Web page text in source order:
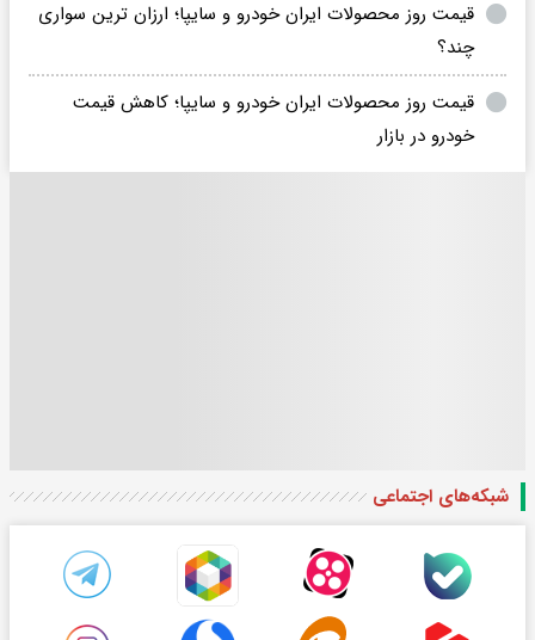
قیمت روز محصولات ایران خودرو و سایپا؛ ارزان ترین سواری
چند؟
قیمت روز محصولات ایران خودرو و سایپا؛ کاهش قیمت
خودرو در بازار
شبکه‌های اجتماعی